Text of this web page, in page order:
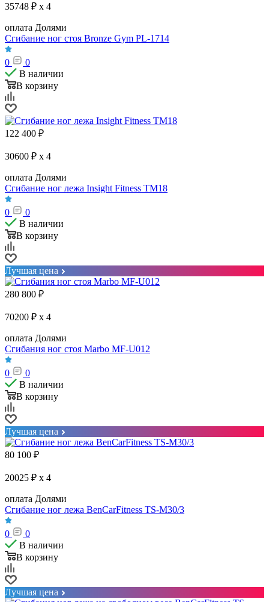
35748 ₽ x 4
оплата Долями
Сгибание ног стоя Bronze Gym PL-1714
0
0
В наличии
В корзину
122 400 ₽
30600 ₽ x 4
оплата Долями
Сгибание ног лежа Insight Fitness TM18
0
0
В наличии
В корзину
Лучшая цена
280 800 ₽
70200 ₽ x 4
оплата Долями
Сгибания ног стоя Marbo MF-U012
0
0
В наличии
В корзину
Лучшая цена
80 100 ₽
20025 ₽ x 4
оплата Долями
Сгибание ног лежа BenCarFitness TS-M30/3
0
0
В наличии
В корзину
Лучшая цена